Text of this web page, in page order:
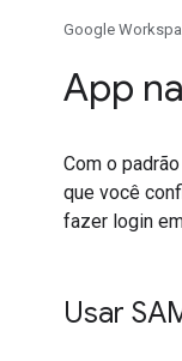
Google
App
Com o
que você
fazer login
Usar